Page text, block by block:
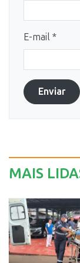
E-mail *
Enviar
MAIS